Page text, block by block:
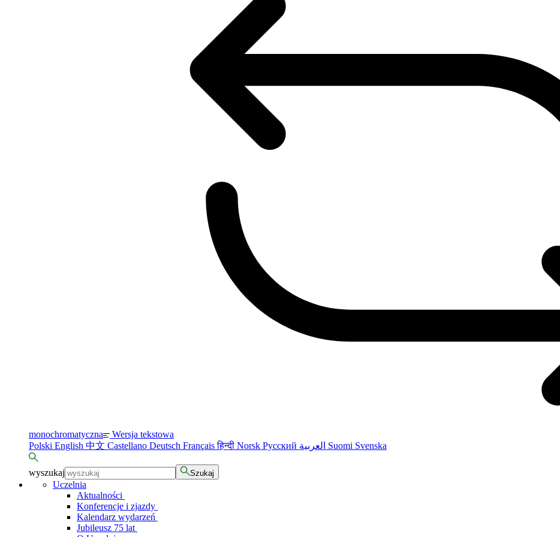
monochromatyczna Wersja tekstowa
Polski English 中文 Castellano Deutsch Françaisहिन्दी Norsk Русский Suomi Svenska
wyszukaj Szukaj
Uczelnia
Aktualności
Konferencje i zjazdy
Kalendarz wydarzeń
Jubileusz 75 lat